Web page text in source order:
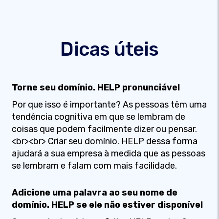
Dicas úteis
Torne seu domínio. HELP pronunciável
Por que isso é importante? As pessoas têm uma
tendência cognitiva em que se lembram de
coisas que podem facilmente dizer ou pensar.
<br><br> Criar seu domínio. HELP dessa forma
ajudará a sua empresa à medida que as pessoas
se lembram e falam com mais facilidade.
Adicione uma palavra ao seu nome de
domínio. HELP se ele não estiver disponível